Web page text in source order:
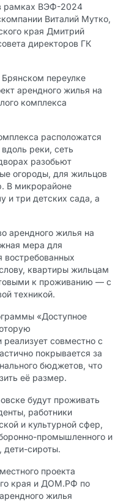
рамках ВЭФ-2024
Виталий Мутко,
края Дмитрий
директоров ГК
Брянском переулке
арендного жилья на
комплекса
расположатся
реки, сеть
разобьют
огороды, для жильцов
В микрорайоне
и три детских сада, а
арендного жилья на
мера для
востребованных
квартиры жильцам
к проживанию — с
техникой.
«Доступное
совместно с
покрывается за
бюджетов, что
её размер.
будут проживать
работники
и культурной сфер,
промышленного и
дети-сироты.
проекта
края и ДОМ.РФ по
жилья